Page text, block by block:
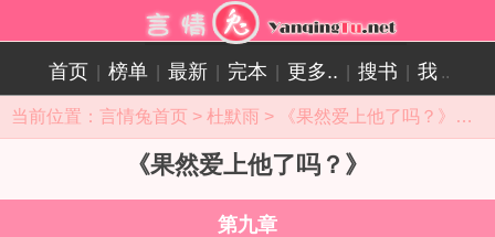
首页 榜单 最新 完本 更多.. 搜书 我 ..
当前位置： 言情兔首页 > 杜默雨 > 《果然爱上他了吗？》目录
《果然爱上他了吗？》
第九章